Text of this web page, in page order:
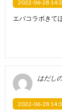
2022-06-28
エバコラボきて
はだし
2022-06-28